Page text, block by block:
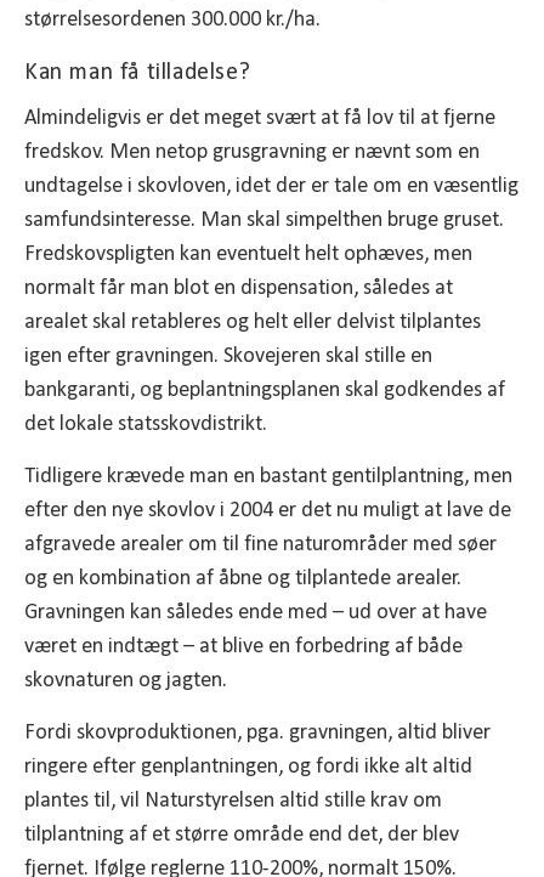
størrelsesordenen 300.000 kr./ha.
Kan man få tilladelse?
Almindeligvis er det meget svært at få lov til at fjerne
fredskov. Men netop grusgravning er nævnt som en
undtagelse i skovloven, idet der er tale om en væsentlig
samfundsinteresse. Man skal simpelthen bruge gruset.
Fredskovspligten kan eventuelt helt ophæves, men
normalt får man blot en dispensation, således at
arealet skal retableres og helt eller delvist tilplantes
igen efter gravningen. Skovejeren skal stille en
bankgaranti, og beplantningsplanen skal godkendes af
det lokale statsskovdistrikt.
Tidligere krævede man en bastant gentilplantning, men
efter den nye skovlov i 2004 er det nu muligt at lave de
afgravede arealer om til fine naturområder med søer
og en kombination af åbne og tilplantede arealer.
Gravningen kan således ende med – ud over at have
været en indtægt – at blive en forbedring af både
skovnaturen og jagten.
Fordi skovproduktionen, pga. gravningen, altid bliver
ringere efter genplantningen, og fordi ikke alt altid
plantes til, vil Naturstyrelsen altid stille krav om
tilplantning af et større område end det, der blev
fjernet. Ifølge reglerne 110-200%, normalt 150%.